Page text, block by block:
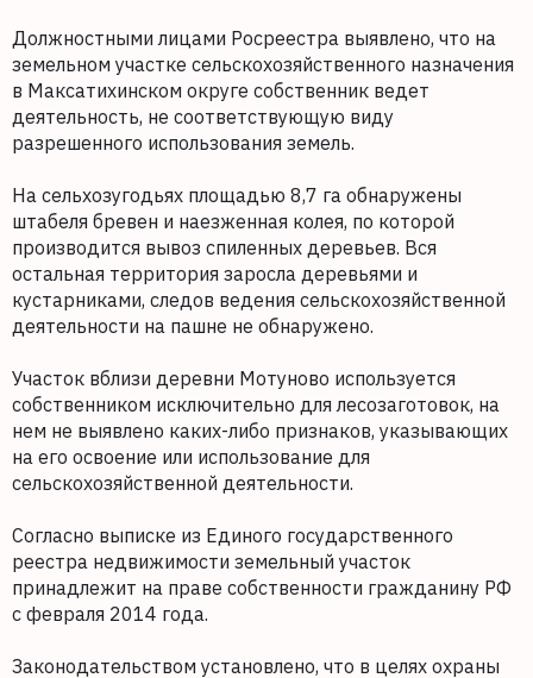
Должностными лицами Росреестра выявлено, что на
земельном участке сельскохозяйственного назначения
в Максатихинском округе собственник ведет
деятельность, не соответствующую виду
разрешенного использования земель.
На сельхозугодьях площадью 8,7 га обнаружены
штабеля бревен и наезженная колея, по которой
производится вывоз спиленных деревьев. Вся
остальная территория заросла деревьями и
кустарниками, следов ведения сельскохозяйственной
деятельности на пашне не обнаружено.
Участок вблизи деревни Мотуново используется
собственником исключительно для лесозаготовок, на
нем не выявлено каких-либо признаков, указывающих
на его освоение или использование для
сельскохозяйственной деятельности.
Согласно выписке из Единого государственного
реестра недвижимости земельный участок
принадлежит на праве собственности гражданину РФ
с февраля 2014 года.
Законодательством установлено, что в целях охраны